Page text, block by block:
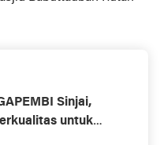
Sinjai,
untuk